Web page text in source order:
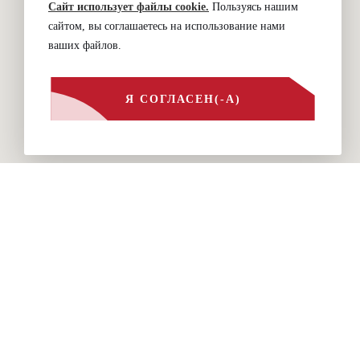
Сайт использует файлы cookie. Пользуясь нашим
сайтом, вы соглашаетесь на использование нами
ваших файлов.
Я СОГЛАСЕН(-А)